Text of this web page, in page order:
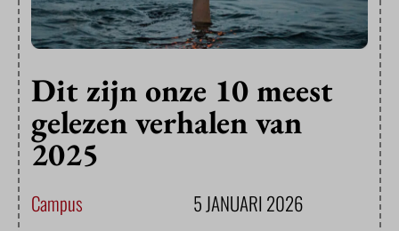
Dit zijn onze 10 meest
gelezen verhalen van
2025
Campus 5 JANUARI 2026